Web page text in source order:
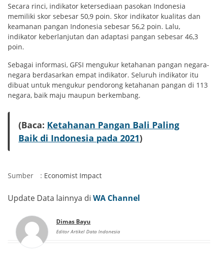
Secara rinci, indikator ketersediaan pasokan Indonesia
memiliki skor sebesar 50,9 poin. Skor indikator kualitas dan
keamanan pangan Indonesia sebesar 56,2 poin. Lalu,
indikator keberlanjutan dan adaptasi pangan sebesar 46,3
poin.
Sebagai informasi, GFSI mengukur ketahanan pangan negara-
negara berdasarkan empat indikator. Seluruh indikator itu
dibuat untuk mengukur pendorong ketahanan pangan di 113
negara, baik maju maupun berkembang.
(Baca: Ketahanan Pangan Bali Paling
Baik di Indonesia pada 2021)
Sumber : Economist Impact
Update Data lainnya di WA Channel
Dimas Bayu
Editor Artikel Data Indonesia